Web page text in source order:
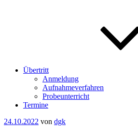
Übertritt
Anmeldung
Aufnahmeverfahren
Probeunterricht
Termine
Veröffentlicht
24.10.2022 von dgk